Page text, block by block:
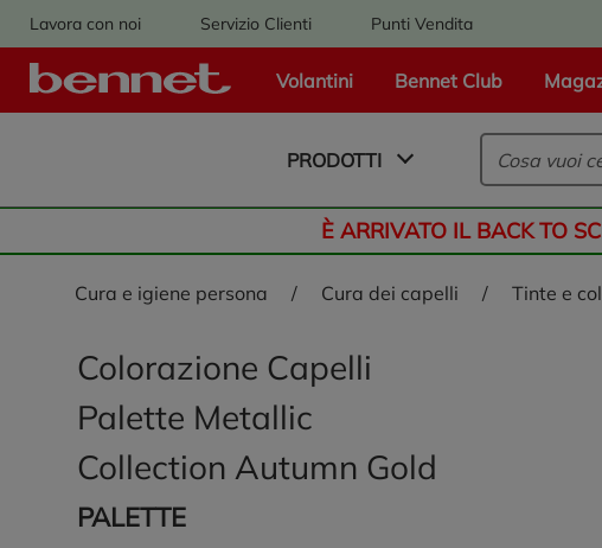
Lavora con noi Servizio Clienti Punti Vendita
Volantini Bennet Club
Logo Bennet - Torna alla homepage
PRODOTTI
È ARRIVATO IL BACK TO
cura e igiene persona / cura dei capelli / tinte e
Colorazione Capelli
Palette Metallic
Collection Autumn Gold
PALETTE